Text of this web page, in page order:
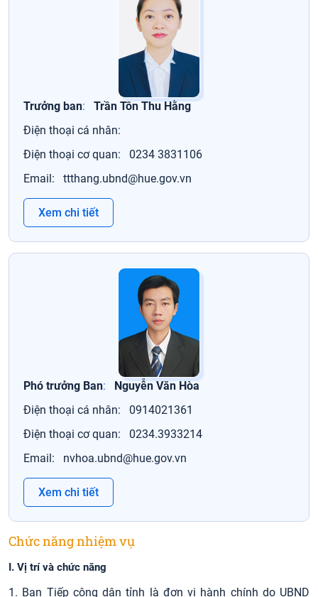
Trưởng ban: Trần Tôn Thu Hằng
Điện thoại cá nhân:
Điện thoại cơ quan: 0234 3831106
Email: ttthang.ubnd@hue.gov.vn
Xem chi tiết
Phó trưởng Ban: Nguyễn Văn Hòa
Điện thoại cá nhân: 0914021361
Điện thoại cơ quan: 0234.3933214
Email: nvhoa.ubnd@hue.gov.vn
Xem chi tiết
Chức năng nhiệm vụ
I. Vị trí và chức năng
1. Ban Tiếp công dân tỉnh là đơn vị hành chính do UBND